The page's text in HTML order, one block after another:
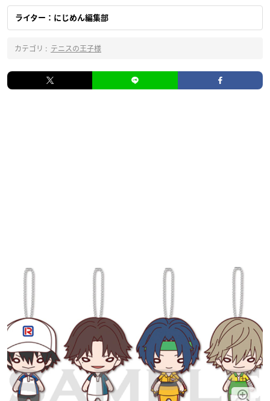
ライター：にじめん編集部
カテゴリ : テニスの王子様